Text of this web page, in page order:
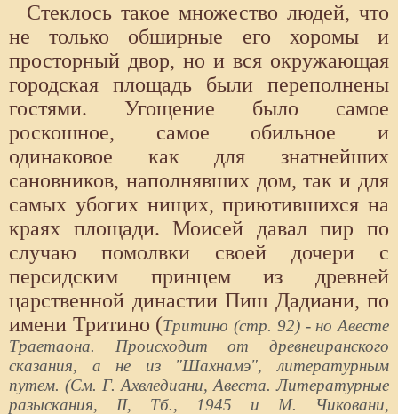
Стеклось такое множество людей, что
не только обширные его хоромы и
просторный двор, но и вся окружающая
городская площадь были переполнены
гостями. Угощение было самое
роскошное, самое обильное и
одинаковое как для знатнейших
сановников, наполнявших дом, так и для
самых убогих нищих, приютившихся на
краях площади. Моисей давал пир по
случаю помолвки своей дочери с
персидским принцем из древней
царственной династии Пиш Дадиани, по
имени Тритино (Тритино (стр. 92) - но Авесте
Траетаона. Происходит от древнеиранского
сказания, а не из "Шахнамэ", литературным
путем. (См. Г. Ахвледиани, Авеста. Литературные
разыскания, II, Тб., 1945 и М. Чиковани,